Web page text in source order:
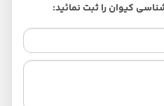
را ثبت نمائید: